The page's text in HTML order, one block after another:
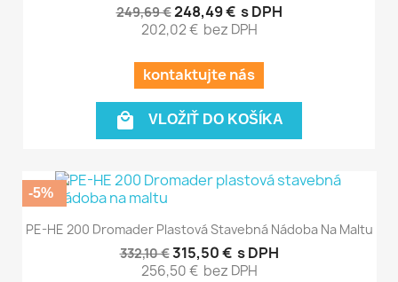
249,69 €248,49 € s DPH
202,02 € bez DPH
kontaktujte nás
 VLOŽIŤ DO KOŠÍKA
PE-HE 200 Dromader Plastová Stavebná Nádoba Na Maltu
332,10 €315,50 € s DPH
256,50 € bez DPH
-5%